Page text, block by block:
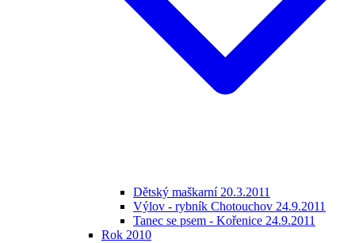
Dětský maškarní 20.3.2011
Výlov - rybník Chotouchov 24.9.2011
Tanec se psem - Kořenice 24.9.2011
Rok 2010